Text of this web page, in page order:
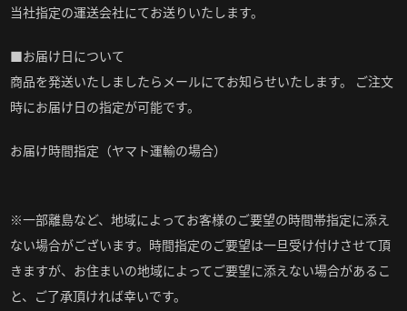
当社指定の運送会社にてお送りいたします。
■お届け日について
商品を発送いたしましたらメールにてお知らせいたします。 ご注文
時にお届け日の指定が可能です。
お届け時間指定（ヤマト運輸の場合）
※一部離島など、地域によってお客様のご要望の時間帯指定に添え
ない場合がございます。時間指定のご要望は一旦受け付けさせて頂
きますが、お住まいの地域によってご要望に添えない場合があるこ
と、ご了承頂ければ幸いです。